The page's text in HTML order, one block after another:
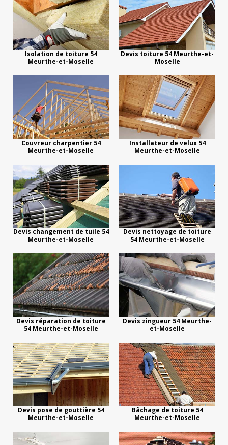
Isolation de toiture 54
Meurthe-et-Moselle
Devis toiture 54 Meurthe-et-
Moselle
Couvreur charpentier 54
Meurthe-et-Moselle
Installateur de velux 54
Meurthe-et-Moselle
Devis changement de tuile 54
Meurthe-et-Moselle
Devis nettoyage de toiture
54 Meurthe-et-Moselle
Devis réparation de toiture
54 Meurthe-et-Moselle
Devis zingueur 54 Meurthe-
et-Moselle
Devis pose de gouttière 54
Meurthe-et-Moselle
Bâchage de toiture 54
Meurthe-et-Moselle